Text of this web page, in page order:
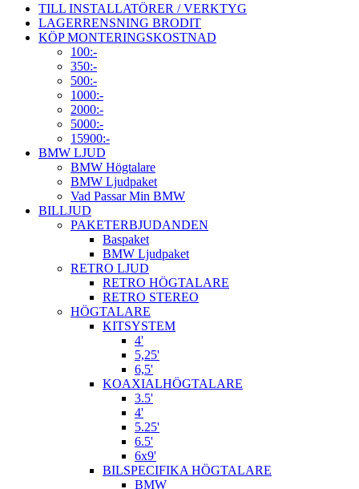
TILL INSTALLATÖRER / VERKTYG
LAGERRENSNING BRODIT
KÖP MONTERINGSKOSTNAD
100:-
350:-
500:-
1000:-
2000:-
5000:-
15900:-
BMW LJUD
BMW Högtalare
BMW Ljudpaket
Vad Passar Min BMW
BILLJUD
PAKETERBJUDANDEN
Baspaket
BMW Ljudpaket
RETRO LJUD
RETRO HÖGTALARE
RETRO STEREO
HÖGTALARE
KITSYSTEM
4'
5,25'
6,5'
KOAXIALHÖGTALARE
3.5'
4'
5.25'
6.5'
6x9'
BILSPECIFIKA HÖGTALARE
BMW